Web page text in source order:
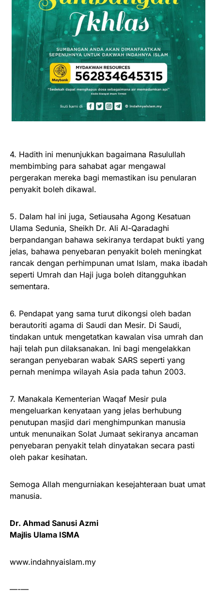
4. Hadith ini menunjukkan bagaimana Rasulullah
membimbing para sahabat agar mengawal
pergerakan mereka bagi memastikan isu penularan
penyakit boleh dikawal.
5. Dalam hal ini juga, Setiausaha Agong Kesatuan
Ulama Sedunia, Sheikh Dr. Ali Al-Qaradaghi
berpandangan bahawa sekiranya terdapat bukti yang
jelas, bahawa penyebaran penyakit boleh meningkat
rancak dengan perhimpunan umat Islam, maka ibadah
seperti Umrah dan Haji juga boleh ditangguhkan
sementara.
6. Pendapat yang sama turut dikongsi oleh badan
berautoriti agama di Saudi dan Mesir. Di Saudi,
tindakan untuk mengetatkan kawalan visa umrah dan
haji telah pun dilaksanakan. Ini bagi mengelakkan
serangan penyebaran wabak SARS seperti yang
pernah menimpa wilayah Asia pada tahun 2003.
7. Manakala Kementerian Waqaf Mesir pula
mengeluarkan kenyataan yang jelas berhubung
penutupan masjid dari menghimpunkan manusia
untuk menunaikan Solat Jumaat sekiranya ancaman
penyebaran penyakit telah dinyatakan secara pasti
oleh pakar kesihatan.
Semoga Allah mengurniakan kesejahteraan buat umat
manusia.
Dr. Ahmad Sanusi Azmi
Majlis Ulama ISMA
www.indahnyaislam.my
—-—